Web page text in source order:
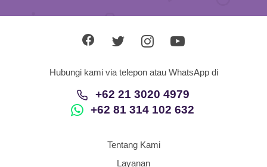
Hubungi kami via telepon atau WhatsApp di
+62 21 3020 4979
+62 81 314 102 632
Tentang Kami
Layanan